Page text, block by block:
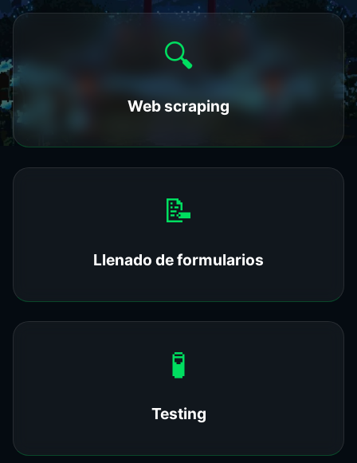
🔍
Web scraping
📝
Llenado de formularios
🧪
Testing